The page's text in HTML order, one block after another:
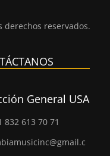
derechos reservados.
General USA
832 613 70 71